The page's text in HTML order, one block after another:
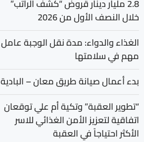
2.8 مليار دينار قروض “كشف الراتب”
خلال النصف الأول من 2026
الغذاء والدواء: مدة نقل الوجبة عامل
مهم في سلامتها
بدء أعمال صيانة طريق معان – البادية
“تطوير العقبة” وتكية أم علي توقعان
اتفاقية لتعزيز الأمن الغذائي للاسر
الأكثر احتياجاً في العقبة